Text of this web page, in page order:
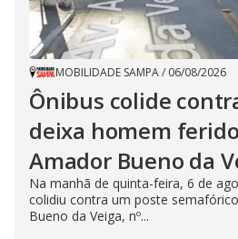
MOBILIDADE SAMPA/ 06/08/2026
Ônibus colide
deixa homem
Amador Bueno da
Na manhã de quinta-feira, 6 de
colidiu contra um poste
Bueno da Veiga, nº...